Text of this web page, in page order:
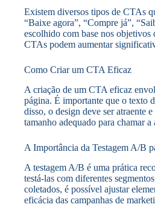
Existem diversos tipos de CTAs
“Baixe agora”, “Compre já”,
escolhido com base nos objetivos
CTAs podem aumentar
Como Criar um CTA Eficaz
A criação de um CTA eficaz
página. É importante que o texto
disso, o design deve ser atraente
tamanho adequado para chamar
A Importância da Testagem A/B
A testagem A/B é uma prática
testá-las com diferentes
coletados, é possível ajustar
eficácia das campanhas de